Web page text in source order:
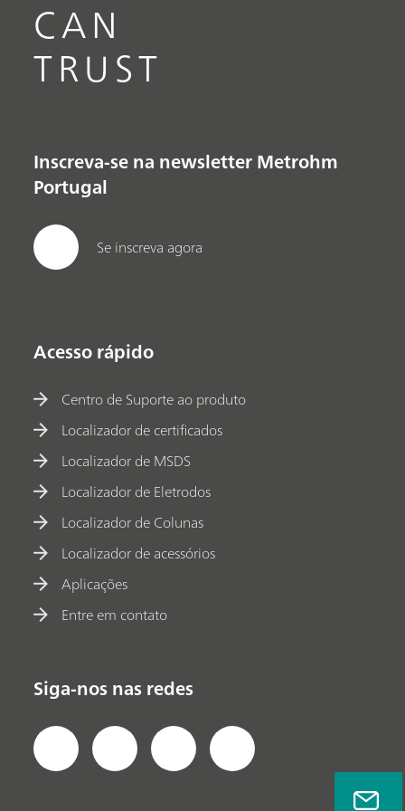
CAN
TRUST
Inscreva-se na newsletter Metrohm
Portugal
Se inscreva agora
Acesso rápido
Centro de Suporte ao produto
Localizador de certificados
Localizador de MSDS
Localizador de Eletrodos
Localizador de Colunas
Localizador de acessórios
Aplicações
Entre em contato
Siga-nos nas redes